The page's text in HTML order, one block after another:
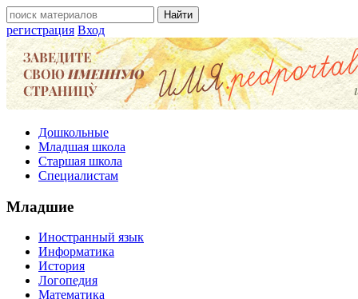
регистрация Вход
Дошкольные
Младшая школа
Старшая школа
Специалистам
Младшие
Иностранный язык
Информатика
История
Логопедия
Математика